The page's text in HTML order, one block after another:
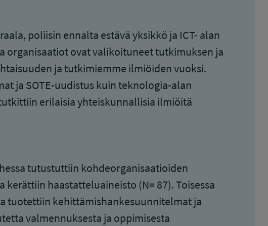
poliisin ennalta estävä yksikkö ja ICT- alan
organisaatiot ovat valikoituneet tutkimuksen ja
ja tutkimiemme ilmiöiden vuoksi.
ja SOTE-uudistus kuin teknologia-alan
erilaisia yhteiskunnallisia ilmiöitä
tutustuttiin kohdeorganisaatioiden
haastatteluaineisto (N= 87). Toisessa
tuotettiin kehittämishankesuunnitelmat ja
valmennuksesta ja oppimisesta